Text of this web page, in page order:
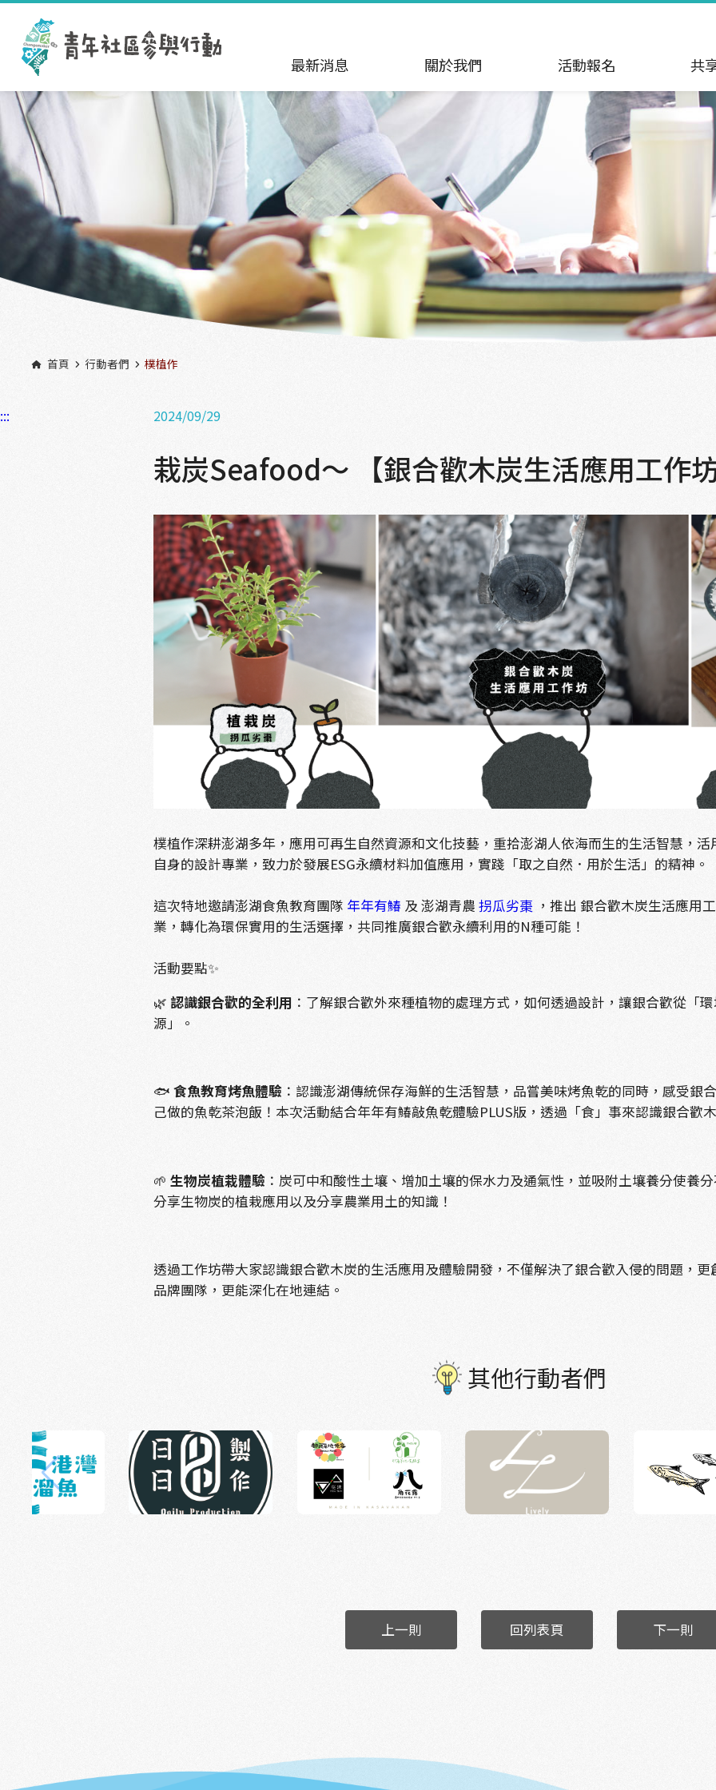
跳到主要內容區塊
最新消息 關於我們 活動報名 共
首頁 行動者們 樸植作
::: 2024/09/29
栽炭Seafood～ 【銀合歡木炭生活應用工作
樸植作深耕澎湖多年，應用可再生自然資源和文化技藝，重拾澎湖人依海而生的生活智慧，
自身的設計專業，致力於發展ESG永續材料加值應用，實踐「取之自然．用於生活」的精神。
這次特地邀請澎湖食魚教育團隊 年年有鰆 及 澎湖青農 拐瓜劣棗 ，推出 銀合歡木炭生活應用
業，轉化為環保實用的生活選擇，共同推廣銀合歡永續利用的N種可能！
活動要點✨
🌿 認識銀合歡的全利用 ：了解銀合歡外來種植物的處理方式，如何透過設計，讓銀合歡從「
源」。
🐟 食魚教育烤魚體驗：認識澎湖傳統保存海鮮的生活智慧，品嘗美味烤魚乾的同時，感受銀
己做的魚乾茶泡飯！本次活動結合年年有鰆敲魚乾體驗PLUS版，透過「食」事來認識銀合歡
🌱 生物炭植栽體驗 ：炭可中和酸性土壤、增加土壤的保水力及通氣性，並吸附土壤養分使養
分享生物炭的植栽應用以及分享農業用土的知識！
透過工作坊帶大家認識銀合歡木炭的生活應用及體驗開發，不僅解決了銀合歡入侵的問題，
品牌團隊，更能深化在地連結。
其他行動者們
上一則 回列表頁 下一則